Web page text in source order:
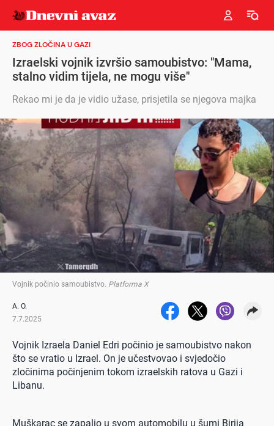
ZBOG ZLOČINA U GAZI
Izraelski vojnik izvršio samoubistvo: "Mama,
stalno vidim tijela, ne mogu više"
Rekao mi je da je vidio užase, prisjetila se njegova majka
Vojnik počinio samoubistvo Platforma X
A. O.
7.7.2025
Vojnik Izraela Daniel Edri počinio je samoubistvo nakon
što se vratio u Izrael. On je učestvovao i svjedočio
zločinima počinjenim tokom izraelskih ratova u Gazi i
Libanu.
Muškarac se zapalio u svom automobilu u šumi Birija